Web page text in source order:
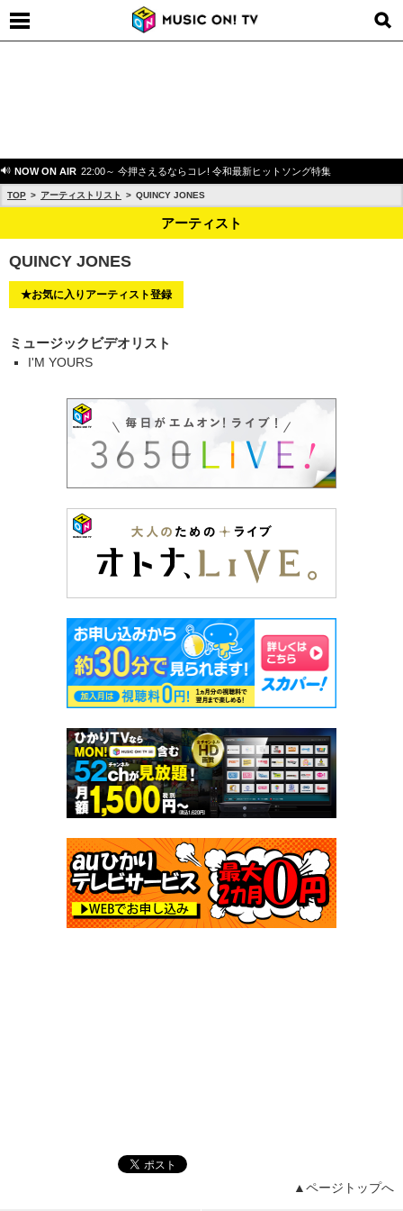
NOW ON AIR 22:00～ 今押さえるならコレ! 令和最新ヒットソング特集
TOP アーティストリスト QUINCY JONES
アーティスト
QUINCY JONES
★お気に入りアーティスト登録
ミュージックビデオリスト
I'M YOURS
▲ページトップへ